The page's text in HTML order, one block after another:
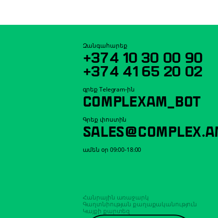
Զանգահարեք
+374 10 30 00 90
+374 41 65 20 02
գրեք Telegram-ին
COMPLEXAM_BOT
Գրեք փոստին
ամեն օր 09:00-18:00
Հանրային առաջարկ
Գաղտնիության քաղաքականություն
Կայքի քարտեզ